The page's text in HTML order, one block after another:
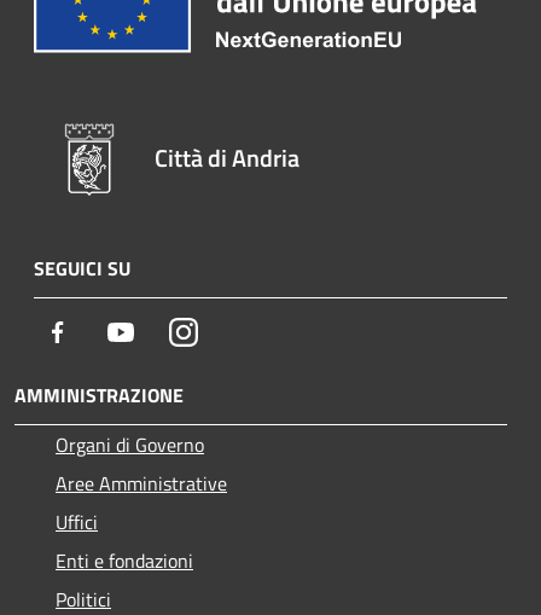
Città di Andria
SEGUICI SU
Facebook YoutubeInstagram
AMMINISTRAZIONE
Organi di Governo
Aree Amministrative
Uffici
Enti e fondazioni
Politici